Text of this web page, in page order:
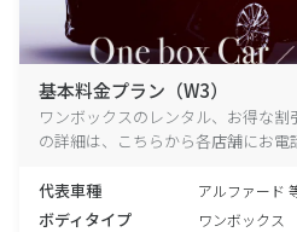
基本料金プラン（W3）
ワンボックスのレンタル、お得な
の詳細は、こちらから各店舗にお電
代表車種 アルファード
ボディタイプ ワンボックス